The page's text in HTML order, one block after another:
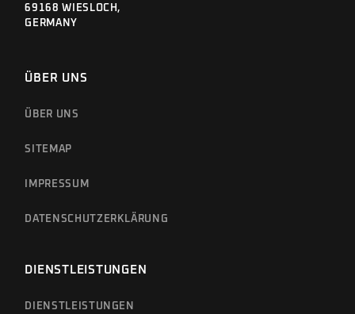
69168 WIESLOCH,
GERMANY
ÜBER UNS
ÜBER UNS
SITEMAP
IMPRESSUM
DATENSCHUTZERKLÄRUNG
DIENSTLEISTUNGEN
DIENSTLEISTUNGEN